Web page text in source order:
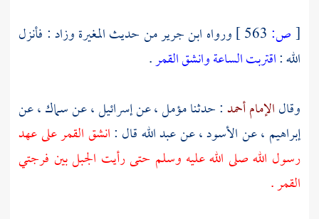
[ص: ورواه ابن جريرمن حديثالمغيرةوزاد : فأنزل
الله :اقتربت الساعة وانشق القمر.
وقالالإمام أحمد: حدثنامؤمل ،عنإسرائيل ،عنسماك ،عن
إبراهيم ،عنالأسود ،عنعبد اللهقال :انشق القمر على عهد
رسول الله صلى الله عليه وسلم حتى رأيت الجبل بين فرجتي
القمر .